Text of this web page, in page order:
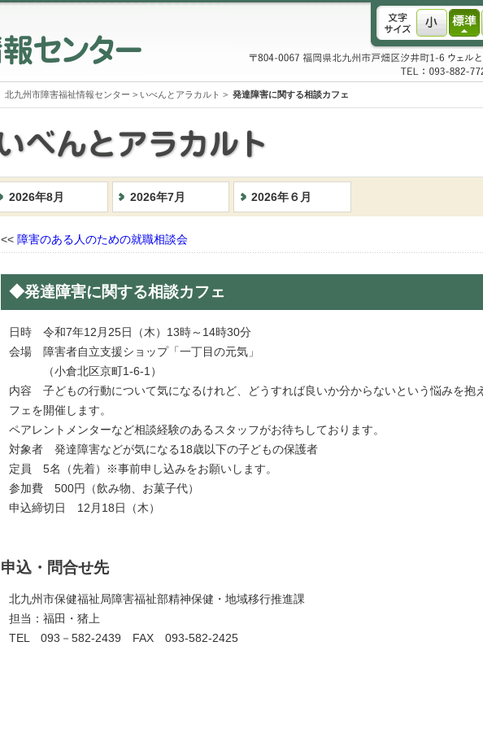
北九州市障害福祉情報センター > いべんとアラカルト > 発達障害に関する相談カフェ
2026年8月 2026年7月 2026年６月
<< 障害のある人のための就職相談会
◆発達障害に関する相談カフェ
日時 令和7年12月25日（木）13時～14時30分
会場 障害者自立支援ショップ「一丁目の元気」
（小倉北区京町1-6-1）
内容 子どもの行動について気になるけれど、どうすれば良いか分からないという悩みを
フェを開催します。
ペアレントメンターなど相談経験のあるスタッフがお待ちしております。
対象者 発達障害などが気になる18歳以下の子どもの保護者
定員 5名（先着）※事前申し込みをお願いします。
参加費 500円（飲み物、お菓子代）
申込締切日 12月18日（木）
申込・問合せ先
北九州市保健福祉局障害福祉部精神保健・地域移行推進課
担当：福田・猪上
TEL 093－582-2439 FAX 093-582-2425